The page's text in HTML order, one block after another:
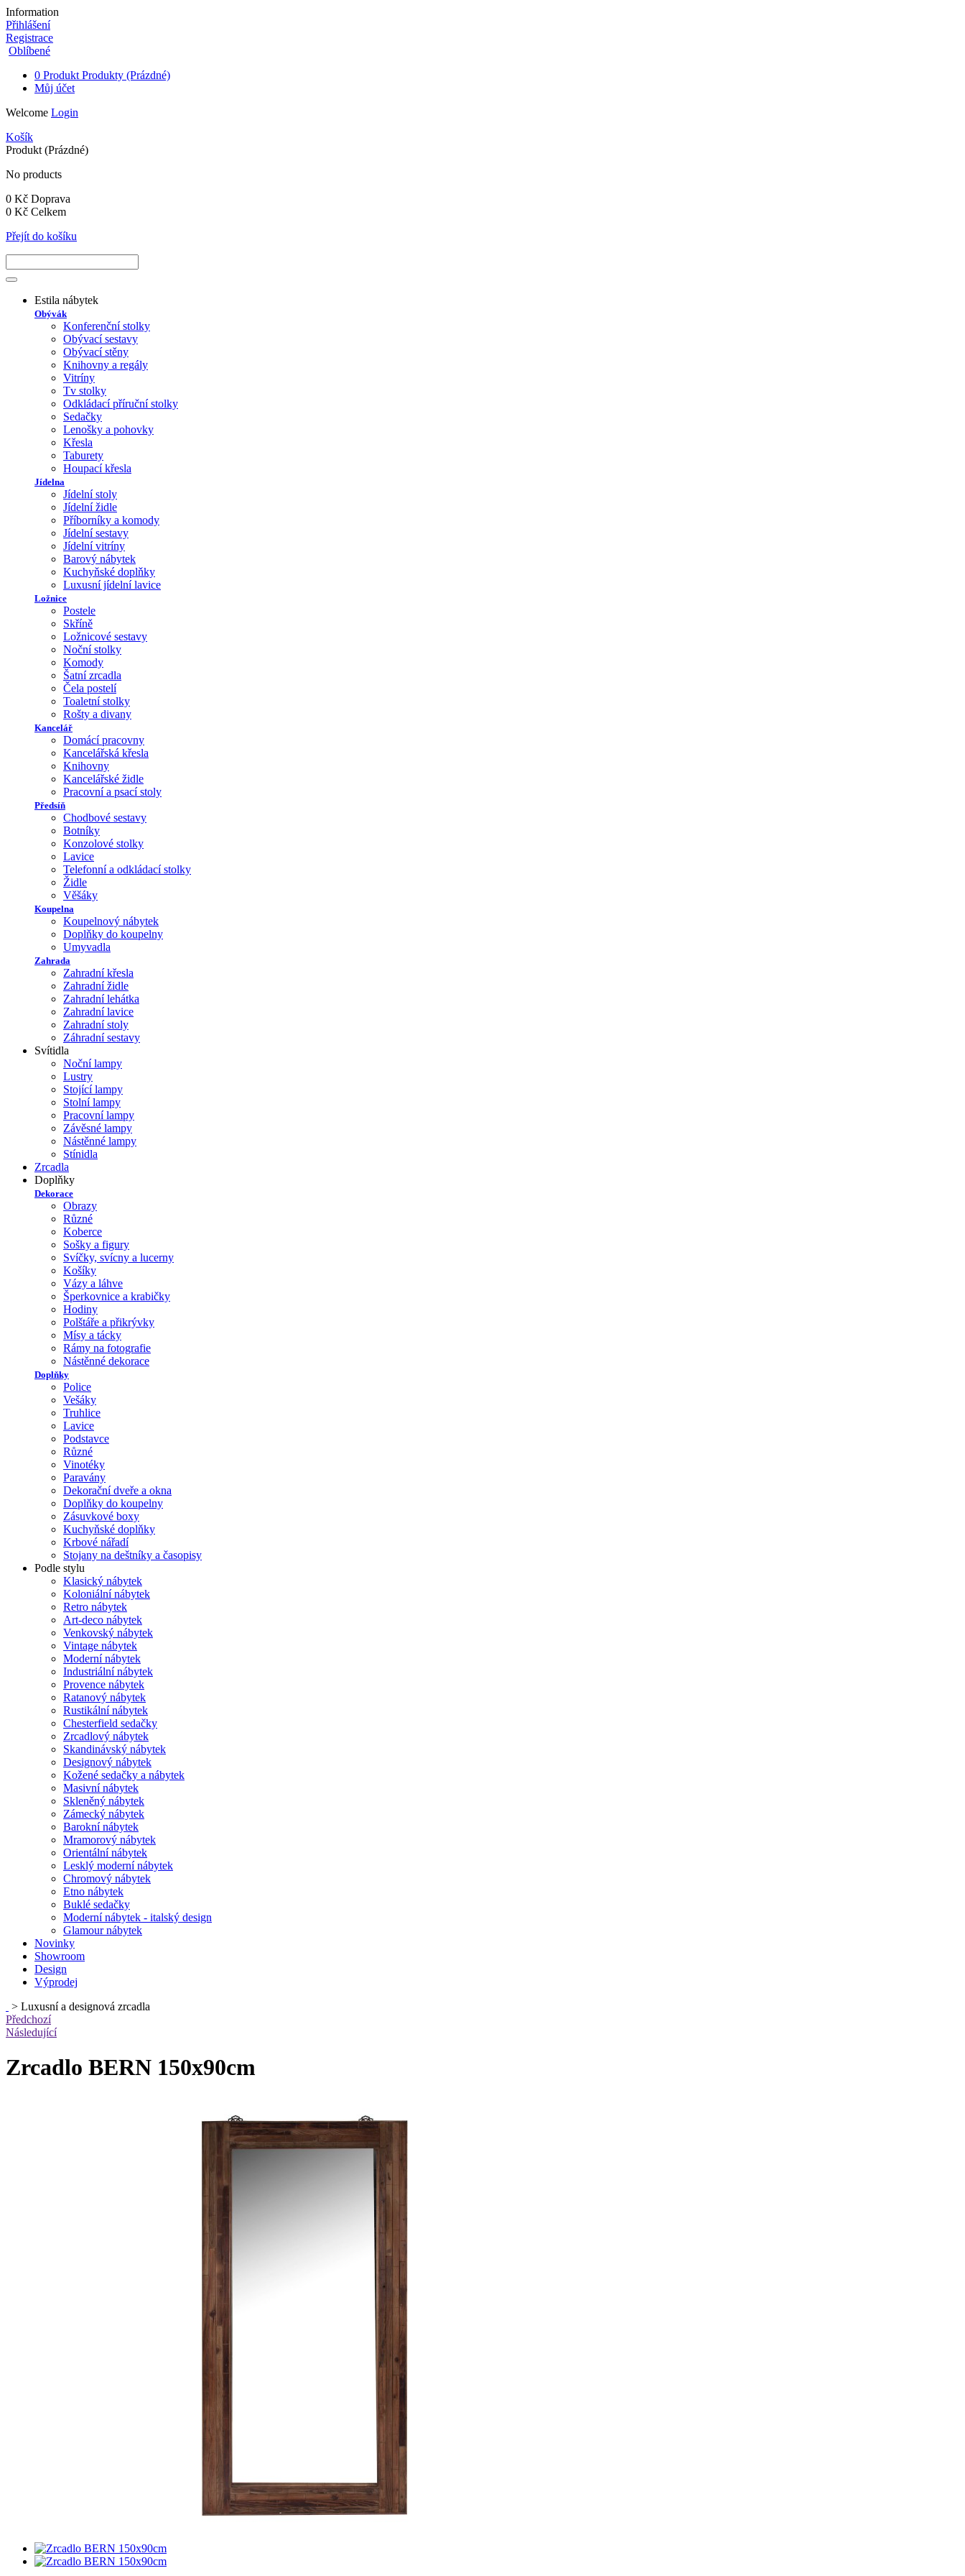
Information
Přihlášení
Registrace
Oblíbené
0 Produkt Produkty (Prázdné)
Můj účet
Welcome Login
Košík
Produkt (Prázdné)
No products
0 Kč Doprava
0 Kč Celkem
Přejít do košíku
Estila nábytek
Obývák
Konferenční stolky
Obývací sestavy
Obývací stěny
Knihovny a regály
Vitríny
Tv stolky
Odkládací příruční stolky
Sedačky
Lenošky a pohovky
Křesla
Taburety
Houpací křesla
Jídelna
Jídelní stoly
Jídelní židle
Příborníky a komody
Jídelní sestavy
Jídelní vitríny
Barový nábytek
Kuchyňské doplňky
Luxusní jídelní lavice
Ložnice
Postele
Skříně
Ložnicové sestavy
Noční stolky
Komody
Šatní zrcadla
Čela postelí
Toaletní stolky
Rošty a divany
Kancelář
Domácí pracovny
Kancelářská křesla
Knihovny
Kancelářské židle
Pracovní a psací stoly
Předsíň
Chodbové sestavy
Botníky
Konzolové stolky
Lavice
Telefonní a odkládací stolky
Židle
Věšáky
Koupelna
Koupelnový nábytek
Doplňky do koupelny
Umyvadla
Zahrada
Zahradní křesla
Zahradní židle
Zahradní lehátka
Zahradní lavice
Zahradní stoly
Záhradní sestavy
Svítidla
Noční lampy
Lustry
Stojící lampy
Stolní lampy
Pracovní lampy
Závěsné lampy
Nástěnné lampy
Stínidla
Zrcadla
Doplňky
Dekorace
Obrazy
Různé
Koberce
Sošky a figury
Svíčky, svícny a lucerny
Košíky
Vázy a láhve
Šperkovnice a krabičky
Hodiny
Polštáře a přikrývky
Mísy a tácky
Rámy na fotografie
Nástěnné dekorace
Doplňky
Police
Vešáky
Truhlice
Lavice
Podstavce
Různé
Vinotéky
Paravány
Dekorační dveře a okna
Doplňky do koupelny
Zásuvkové boxy
Kuchyňské doplňky
Krbové nářadí
Stojany na deštníky a časopisy
Podle stylu
Klasický nábytek
Koloniální nábytek
Retro nábytek
Art-deco nábytek
Venkovský nábytek
Vintage nábytek
Moderní nábytek
Industriální nábytek
Provence nábytek
Ratanový nábytek
Rustikální nábytek
Chesterfield sedačky
Zrcadlový nábytek
Skandinávský nábytek
Designový nábytek
Kožené sedačky a nábytek
Masivní nábytek
Skleněný nábytek
Zámecký nábytek
Barokní nábytek
Mramorový nábytek
Orientální nábytek
Lesklý moderní nábytek
Chromový nábytek
Etno nábytek
Buklé sedačky
Moderní nábytek - italský design
Glamour nábytek
Novinky
Showroom
Design
Výprodej
> Luxusní a designová zrcadla
Předchozí
Následující
Zrcadlo BERN 150x90cm